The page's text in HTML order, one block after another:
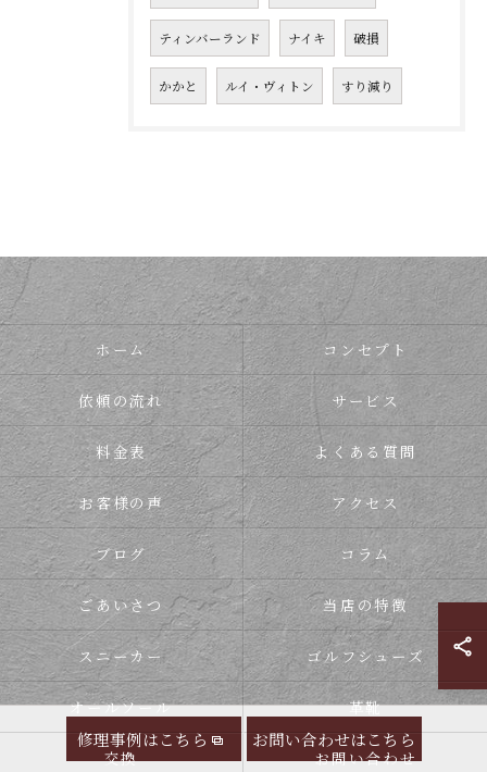
ティンバーランド ナイキ 破損
かかと ルイ・ヴィトン すり減り
修理事例はこちら お問い合わせはこちら
ホーム コンセプト
依頼の流れ サービス
料金表 よくある質問
お客様の声 アクセス
ブログ コラム
ごあいさつ 当店の特徴
スニーカー ゴルフシューズ
オールソール 革靴
交換 お問い合わせ